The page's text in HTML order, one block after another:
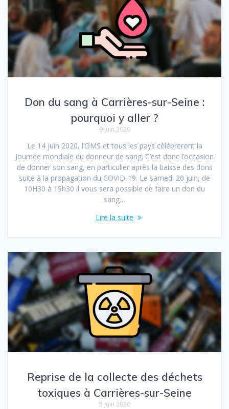
Don du sang à Carrières-sur-Seine :
pourquoi y aller ?
9 juin 2020
Le 14 juin 2020, l’OMS et tous les pays célébreront la
Journée mondiale du donneur de sang. C’est donc l’occasion
de donner son sang, en particulier après la baisse des dons
suite à la propagation du COVID-19. Le samedi 20 juin, de
10H30 à 15h30 il vous sera possible de faire un don du
sang…
Lire la suite
Reprise de la collecte des déchets
toxiques à Carrières-sur-Seine
5 juin 2020